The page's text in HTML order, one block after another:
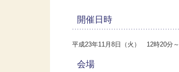
開催日時
平成23年11月8日（火） 12時20分
会場